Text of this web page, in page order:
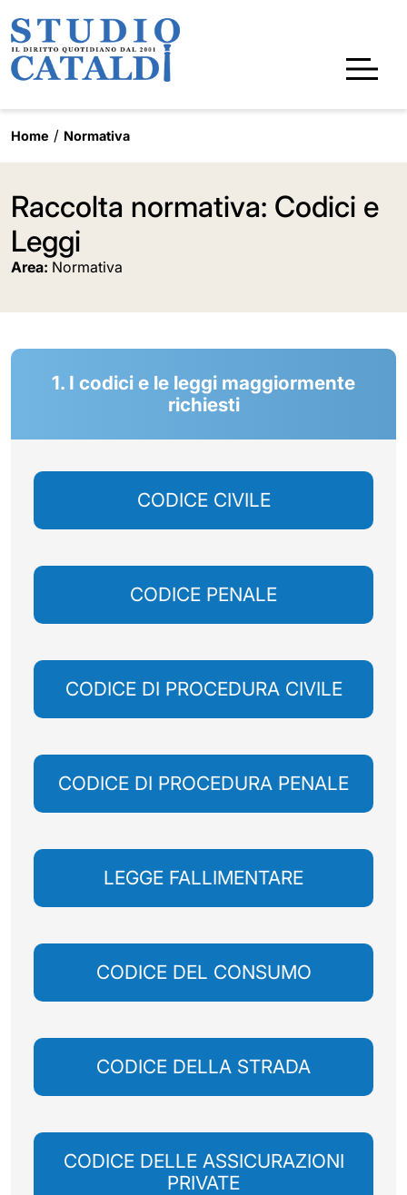
Home Normativa
Raccolta normativa: Codici e
Leggi
Area: Normativa
1. I codici e le leggi maggiormente
richiesti
CODICE CIVILE
CODICE PENALE
CODICE DI PROCEDURA CIVILE
CODICE DI PROCEDURA PENALE
LEGGE FALLIMENTARE
CODICE DEL CONSUMO
CODICE DELLA STRADA
CODICE DELLE ASSICURAZIONI
PRIVATE